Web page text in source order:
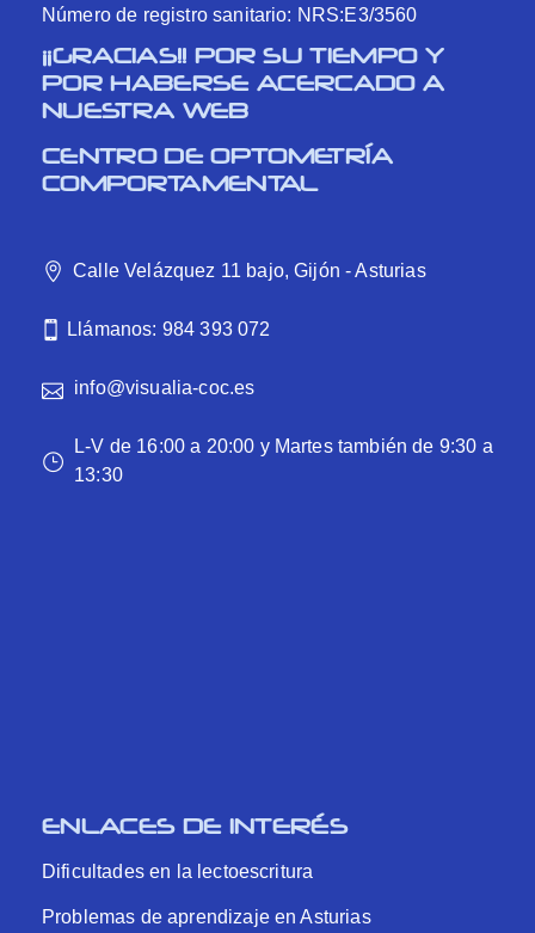
Número de registro sanitario: NRS:E3/3560
¡¡GRACIAS!! POR SU TIEMPO Y
POR HABERSE ACERCADO A
NUESTRA WEB
CENTRO DE OPTOMETRÍA
COMPORTAMENTAL
Calle Velázquez 11 bajo, Gijón - Asturias
Llámanos: 984 393 072
info@visualia-coc.es
L-V de 16:00 a 20:00 y Martes también de 9:30 a
13:30
ENLACES DE INTERÉS
Dificultades en la lectoescritura
Problemas de aprendizaje en Asturias